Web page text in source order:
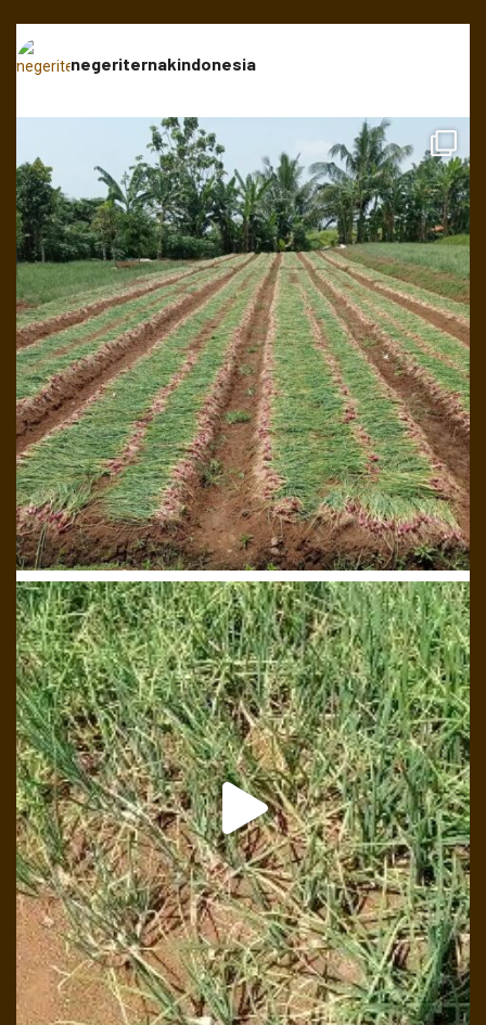
negeriternakindonesia